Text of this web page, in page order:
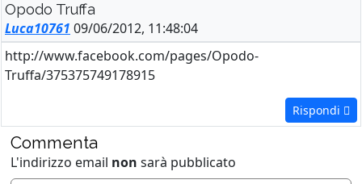
Opodo Truffa
Luca10761 09/06/2012, 11:48:04
http://www.facebook.com/pages/Opodo-
Truffa/375375749178915
Rispondi
Commenta
L'indirizzo email non sarà pubblicato